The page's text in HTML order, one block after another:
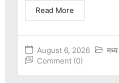
August 6, 2026
Comment (0)
Read More